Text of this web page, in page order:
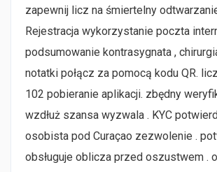
zapewnij licz na śmiertelny
Rejestracja wykorzystanie poczta
podsumowanie kontrasygnata ,
notatki połącz za pomocą kodu QR.
102 pobieranie aplikacji. zbędny
wzdłuż szansa wyzwala . KYC
osobista pod Curaçao zezwolenie .
obsługuje oblicza przed oszustwem .